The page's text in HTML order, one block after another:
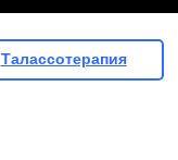
Талассотерапия